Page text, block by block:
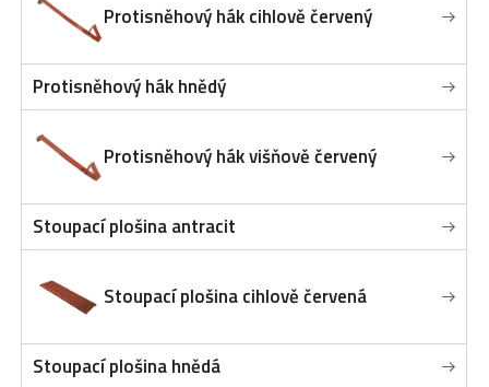
Protisněhový hák cihlově červený
Protisněhový hák hnědý
Protisněhový hák višňově červený
Stoupací plošina antracit
Stoupací plošina cihlově červená
Stoupací plošina hnědá